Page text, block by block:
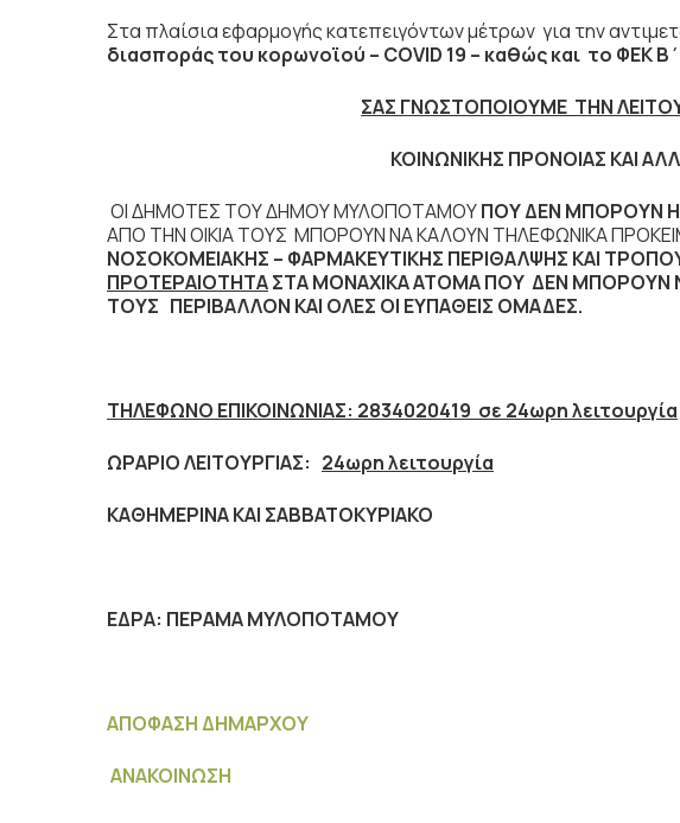
Στα πλαίσια εφαρμογής κατεπειγόντων μέτρων για την
διασποράς του κορωνοϊού – COVID 19 – καθώς και το ΦΕΚ
ΣΑΣ ΓΝΩΣΤΟΠΟΙΟΥΜΕ ΤΗΝ
ΚΟΙΝΩΝΙΚΗΣ ΠΡΟΝΟΙΑΣ ΚΑΙ
ΟΙ ΔΗΜΟΤΕΣ ΤΟΥ ΔΗΜΟΥ ΜΥΛΟΠΟΤΑΜΟΥΠΟΥ ΔΕΝ ΜΠΟΡΟΥΝ Η
ΑΠΟ ΤΗΝ ΟΙΚΙΑ ΤΟΥΣ ΜΠΟΡΟΥΝ ΝΑ ΚΑΛΟΥΝ ΤΗΛΕΦΩΝΙΚΑ
ΝΟΣΟΚΟΜΕΙΑΚΗΣ – ΦΑΡΜΑΚΕΥΤΙΚΗΣ ΠΕΡΙΘΑΛΨΗΣ ΚΑΙ
ΠΡΟΤΕΡΑΙΟΤΗΤΑΣΤΑ ΜΟΝΑΧΙΚΑ ΑΤΟΜΑ ΠΟΥ ΔΕΝ ΜΠΟΡΟΥΝ
ΤΟΥΣ ΠΕΡΙΒΑΛΛΟΝ ΚΑΙ ΟΛΕΣ ΟΙ ΕΥΠΑΘΕΙΣ ΟΜΑΔΕΣ.
ΤΗΛΕΦΩΝΟ ΕΠΙΚΟΙΝΩΝΙΑΣ: 2834020419 σε 24ωρη λειτουργία
ΩΡΑΡΙΟ ΛΕΙΤΟΥΡΓΙΑΣ: 24ωρη λειτουργία
ΚΑΘΗΜΕΡΙΝΑ ΚΑΙ ΣΑΒΒΑΤΟΚΥΡΙΑΚΟ
ΕΔΡΑ: ΠΕΡΑΜΑ ΜΥΛΟΠΟΤΑΜΟΥ
ΑΠΟΦΑΣΗ ΔΗΜΑΡΧΟΥ
ΑΝΑΚΟΙΝΩΣΗ